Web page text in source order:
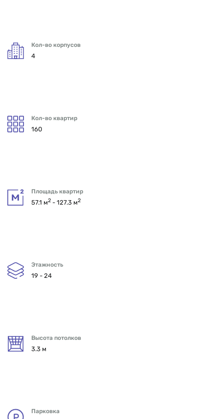
Кол-во корпусов
4
Кол-во квартир
160
Площадь квартир
57.1 м2 - 127.3 м2
Этажность
19 - 24
Высота потолков
3.3 м
Парковка